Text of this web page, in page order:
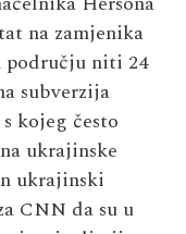
na zamjenika
području niti 24
subverzija
kojeg često
ukrajinske
ukrajinski
CNN da su u